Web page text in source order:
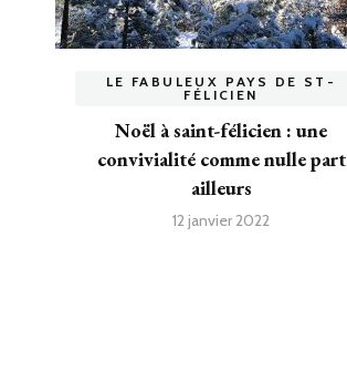
LE FABULEUX PAYS DE ST-
FÉLICIEN
Noël à saint-félicien : une
convivialité comme nulle part
ailleurs
12 janvier 2022